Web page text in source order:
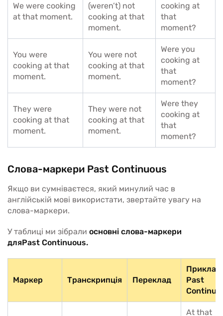
We were cooking
at that moment.
(weren’t) not
cooking at that
moment.
cooking at
that
moment?
You were
cooking at that
moment.
You were not
cooking at that
moment.
Were you
cooking at
that
moment?
They were
cooking at that
moment.
They were not
cooking at that
moment.
Were they
cooking at
that
moment?
Слова-маркери Past Continuous
Якщо ви сумніваєтеся, який минулий час в
англійській мові використати, звертайте увагу на
слова-маркери.
У таблиці ми зібрали основні слова-маркери
дляPast Continuous.
Маркер Транскрипція Переклад
Приклад
Past
At that